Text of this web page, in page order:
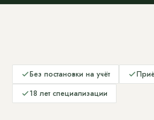
Без постановки на учёт
18 лет специализации